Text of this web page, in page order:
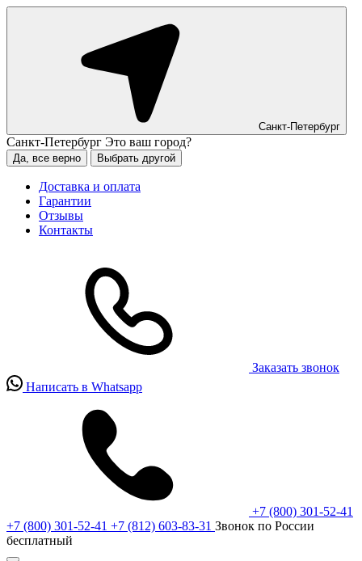
Санкт-Петербург
Санкт-Петербург Это ваш город?
Да, все верно Выбрать другой
Доставка и оплата
Гарантии
Отзывы
Контакты
Заказать звонок
Написать в Whatsapp
+7 (800) 301-52-41
+7 (800) 301-52-41 +7 (812) 603-83-31 Звонок по России
бесплатный